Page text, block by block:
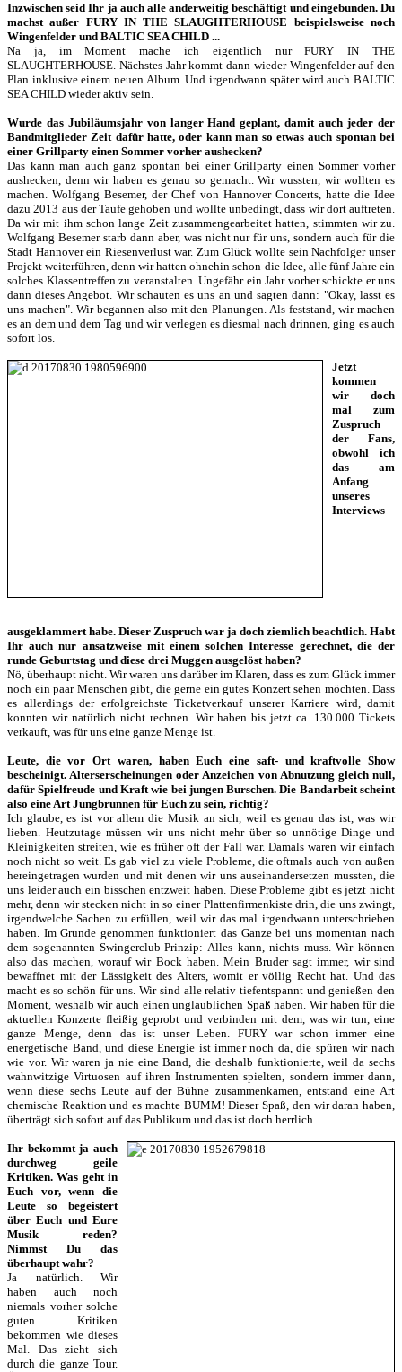
Inzwischen seid Ihr ja auch alle anderweitig beschäftigt und eingebunden. Du
machst außer FURY IN THE SLAUGHTERHOUSE beispielsweise noch
Wingenfelder und BALTIC SEA CHILD ...
Na ja, im Moment mache ich eigentlich nur FURY IN THE
SLAUGHTERHOUSE. Nächstes Jahr kommt dann wieder Wingenfelder auf den
Plan inklusive einem neuen Album. Und irgendwann später wird auch BALTIC
SEA CHILD wieder aktiv sein.
Wurde das Jubiläumsjahr von langer Hand geplant, damit auch jeder der
Bandmitglieder Zeit dafür hatte, oder kann man so etwas auch spontan bei
einer Grillparty einen Sommer vorher aushecken?
Das kann man auch ganz spontan bei einer Grillparty einen Sommer vorher
aushecken, denn wir haben es genau so gemacht. Wir wussten, wir wollten es
machen. Wolfgang Besemer, der Chef von Hannover Concerts, hatte die Idee
dazu 2013 aus der Taufe gehoben und wollte unbedingt, dass wir dort auftreten.
Da wir mit ihm schon lange Zeit zusammengearbeitet hatten, stimmten wir zu.
Wolfgang Besemer starb dann aber, was nicht nur für uns, sondern auch für die
Stadt Hannover ein Riesenverlust war. Zum Glück wollte sein Nachfolger unser
Projekt weiterführen, denn wir hatten ohnehin schon die Idee, alle fünf Jahre ein
solches Klassentreffen zu veranstalten. Ungefähr ein Jahr vorher schickte er uns
dann dieses Angebot. Wir schauten es uns an und sagten dann: "Okay, lasst es
uns machen". Wir begannen also mit den Planungen. Als feststand, wir machen
es an dem und dem Tag und wir verlegen es diesmal nach drinnen, ging es auch
sofort los.
Jetzt
kommen
wir doch
mal zum
Zuspruch
der Fans,
obwohl ich
das am
Anfang
unseres
Interviews
ausgeklammert habe. Dieser Zuspruch war ja doch ziemlich beachtlich. Habt
Ihr auch nur ansatzweise mit einem solchen Interesse gerechnet, die der
runde Geburtstag und diese drei Muggen ausgelöst haben?
Nö, überhaupt nicht. Wir waren uns darüber im Klaren, dass es zum Glück immer
noch ein paar Menschen gibt, die gerne ein gutes Konzert sehen möchten. Dass
es allerdings der erfolgreichste Ticketverkauf unserer Karriere wird, damit
konnten wir natürlich nicht rechnen. Wir haben bis jetzt ca. 130.000 Tickets
verkauft, was für uns eine ganze Menge ist.
Leute, die vor Ort waren, haben Euch eine saft- und kraftvolle Show
bescheinigt. Alterserscheinungen oder Anzeichen von Abnutzung gleich null,
dafür Spielfreude und Kraft wie bei jungen Burschen. Die Bandarbeit scheint
also eine Art Jungbrunnen für Euch zu sein, richtig?
Ich glaube, es ist vor allem die Musik an sich, weil es genau das ist, was wir
lieben. Heutzutage müssen wir uns nicht mehr über so unnötige Dinge und
Kleinigkeiten streiten, wie es früher oft der Fall war. Damals waren wir einfach
noch nicht so weit. Es gab viel zu viele Probleme, die oftmals auch von außen
hereingetragen wurden und mit denen wir uns auseinandersetzen mussten, die
uns leider auch ein bisschen entzweit haben. Diese Probleme gibt es jetzt nicht
mehr, denn wir stecken nicht in so einer Plattenfirmenkiste drin, die uns zwingt,
irgendwelche Sachen zu erfüllen, weil wir das mal irgendwann unterschrieben
haben. Im Grunde genommen funktioniert das Ganze bei uns momentan nach
dem sogenannten Swingerclub-Prinzip: Alles kann, nichts muss. Wir können
also das machen, worauf wir Bock haben. Mein Bruder sagt immer, wir sind
bewaffnet mit der Lässigkeit des Alters, womit er völlig Recht hat. Und das
macht es so schön für uns. Wir sind alle relativ tiefentspannt und genießen den
Moment, weshalb wir auch einen unglaublichen Spaß haben. Wir haben für die
aktuellen Konzerte fleißig geprobt und verbinden mit dem, was wir tun, eine
ganze Menge, denn das ist unser Leben. FURY war schon immer eine
energetische Band, und diese Energie ist immer noch da, die spüren wir nach
wie vor. Wir waren ja nie eine Band, die deshalb funktionierte, weil da sechs
wahnwitzige Virtuosen auf ihren Instrumenten spielten, sondern immer dann,
wenn diese sechs Leute auf der Bühne zusammenkamen, entstand eine Art
chemische Reaktion und es machte BUMM! Dieser Spaß, den wir daran haben,
überträgt sich sofort auf das Publikum und das ist doch herrlich.
Ihr bekommt ja auch
durchweg geile
Kritiken. Was geht in
Euch vor, wenn die
Leute so begeistert
über Euch und Eure
Musik reden?
Nimmst Du das
überhaupt wahr?
Ja natürlich. Wir
haben auch noch
niemals vorher solche
guten Kritiken
bekommen wie dieses
Mal. Das zieht sich
durch die ganze Tour.